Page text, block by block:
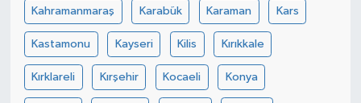
Kahramanmaraş Karabük Karaman Kars
Kastamonu Kayseri Kilis Kırıkkale
Kırklareli Kırşehir Kocaeli Konya